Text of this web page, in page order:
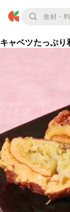
キャベツたっぷり